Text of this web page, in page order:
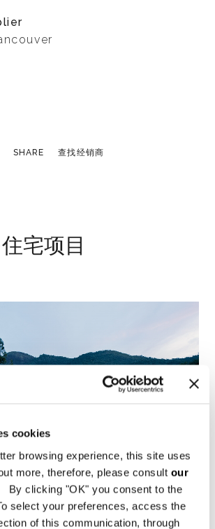
cookies
browsing experience, this site uses
more, therefore, please consult our
clicking "OK" you consent to the
select your preferences, access the
of this communication, through
SHARE 查找经销商
宅项目